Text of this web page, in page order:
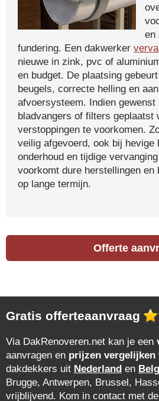
en
fundering. Een dakwerker
nieuwe in zink, pvc of
en budget. De plaatsing
beugels, correcte helling en
afvoersysteem. Indien gewenst
bladvangers of filters geplaatst
verstoppingen te voorkomen.
veilig afgevoerd, ook bij hevige
onderhoud en tijdige
voorkomt dure herstellingen en
op lange termijn.
Offerte
Gratis offerteaanvraag
Via DakRenoveren.net kan je een
aanvragen en prijzen vergelijken
dakdekkers uit Nederland en
Brugge, Antwerpen, Brussel,
vrijblijvend. Kom in contact met de